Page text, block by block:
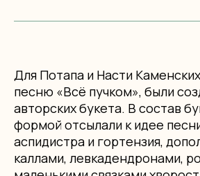
Для Потапа и Насти
песню «Всё пучком», были
авторских букета. В состав
формой отсылали к идее
аспидистра и гортензия,
каллами, левкадендронами,